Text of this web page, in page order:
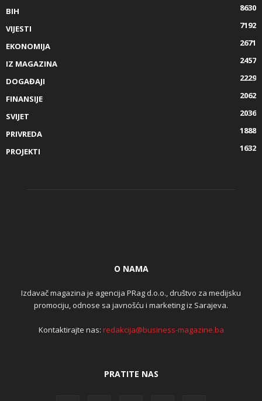
BIH
8630
VIJESTI
7192
EKONOMIJA
2671
IZ MAGAZINA
2457
DOGAĐAJI
2229
FINANSIJE
2062
SVIJET
2036
PRIVREDA
1888
PROJEKTI
1632
O NAMA
Izdavač magazina je agencija PRag d.o.o., društvo za medijsku
promociju, odnose sa javnošću i marketing iz Sarajeva.
Kontaktirajte nas: redakcija@business-magazine.ba
PRATITE NAS